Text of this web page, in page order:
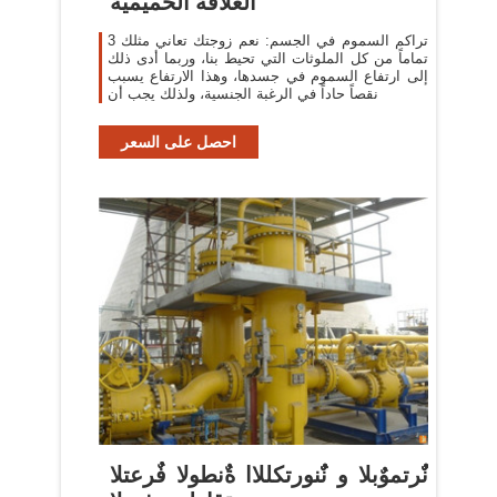
3 تراكم السموم في الجسم: نعم زوجتك تعاني مثلك
تماماً من كل الملوثات التي تحيط بنا، وربما أدى ذلك
إلى ارتفاع السموم في جسدها، وهذا الارتفاع يسبب
نقصاً حاداً في الرغبة الجنسية، ولذلك يجب أن
احصل على السعر
نٌٌرتموٌبلا و نٌٌنورتكللاا ةٌنطولا فٌرعتلا